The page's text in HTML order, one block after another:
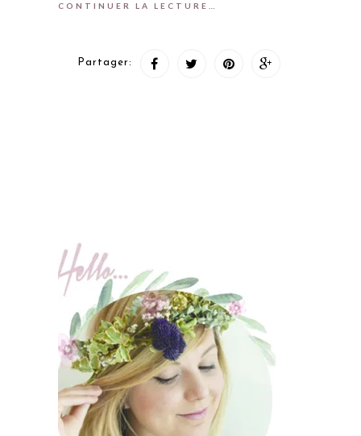
CONTINUER LA LECTURE…
Partager: